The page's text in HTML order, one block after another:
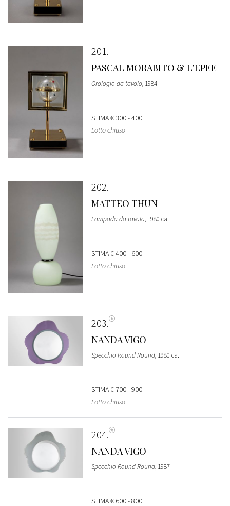
201
PASCAL MORABITO & L’EPEE
Orologio da tavolo, 1984
STIMA€ 300 - 400
Lotto chiuso
202
MATTEO THUN
Lampada da tavolo, 1980 ca.
STIMA€ 400 - 600
Lotto chiuso
203
NANDA VIGO
Specchio Round Round, 1980 ca.
STIMA€ 700 - 900
Lotto chiuso
204
NANDA VIGO
Specchio Round Round, 1987
STIMA€ 600 - 800